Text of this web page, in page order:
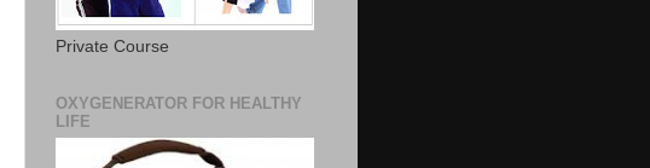
Private Course
OXYGENERATOR FOR HEALTHY
LIFE